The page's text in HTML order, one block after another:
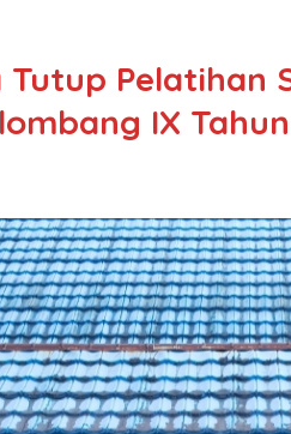
Tutup Pelatihan
IX